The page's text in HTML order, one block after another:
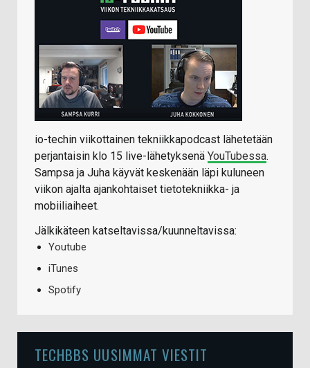
io-techin viikottainen tekniikkapodcast lähetetään
perjantaisin klo 15 live-lähetyksenä YouTubessa.
Sampsa ja Juha käyvät keskenään läpi kuluneen
viikon ajalta ajankohtaiset tietotekniikka- ja
mobiiliaiheet.
Jälkikäteen katseltavissa/kuunneltavissa:
Youtube
iTunes
Spotify
TECHBBS UUSIMMAT VIESTIT